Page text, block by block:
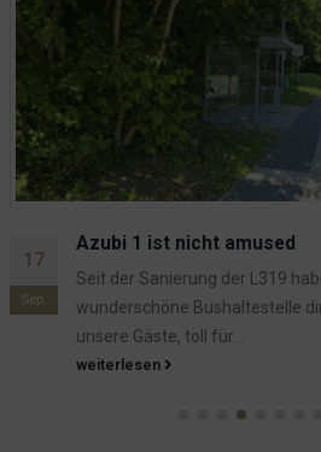
24
Sep.
Das Geschirrtuch und die
Manchmal wird man auch
den Zimmern mal was fehlt ist
weiterlesen